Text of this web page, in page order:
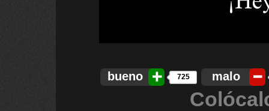
bueno 725 malo